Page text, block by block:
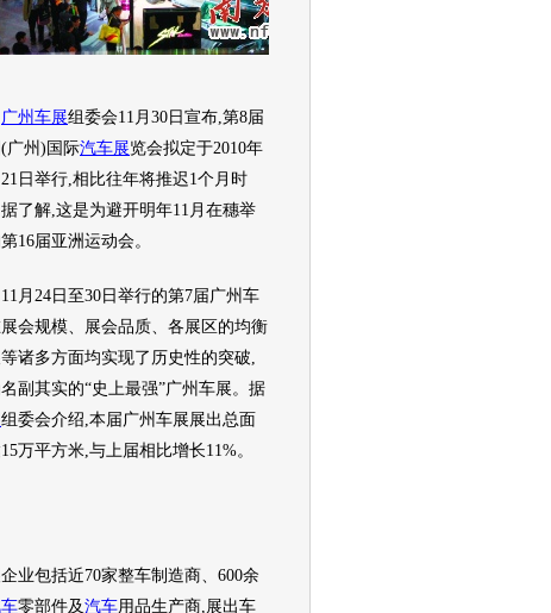
广州车展组委会11月30日宣布,第8届
广州)国际汽车展览会拟定于2010年
21日举行,相比往年将推迟1个月时
了解,这是为避开明年11月在穗举
16届亚洲运动会。
24日至30日举行的第7届 广州车
会规模、展会品质、各展区的均衡
诸多方面均实现了历史性的突破,
副其实的“史上最强”广州车展 。据
组委会介绍,本届 广州车展 展出总面
万平方米,与上届相比增长11%。
业包括近70家整车制造商、600余
零部件及汽车用品生产商,展出车